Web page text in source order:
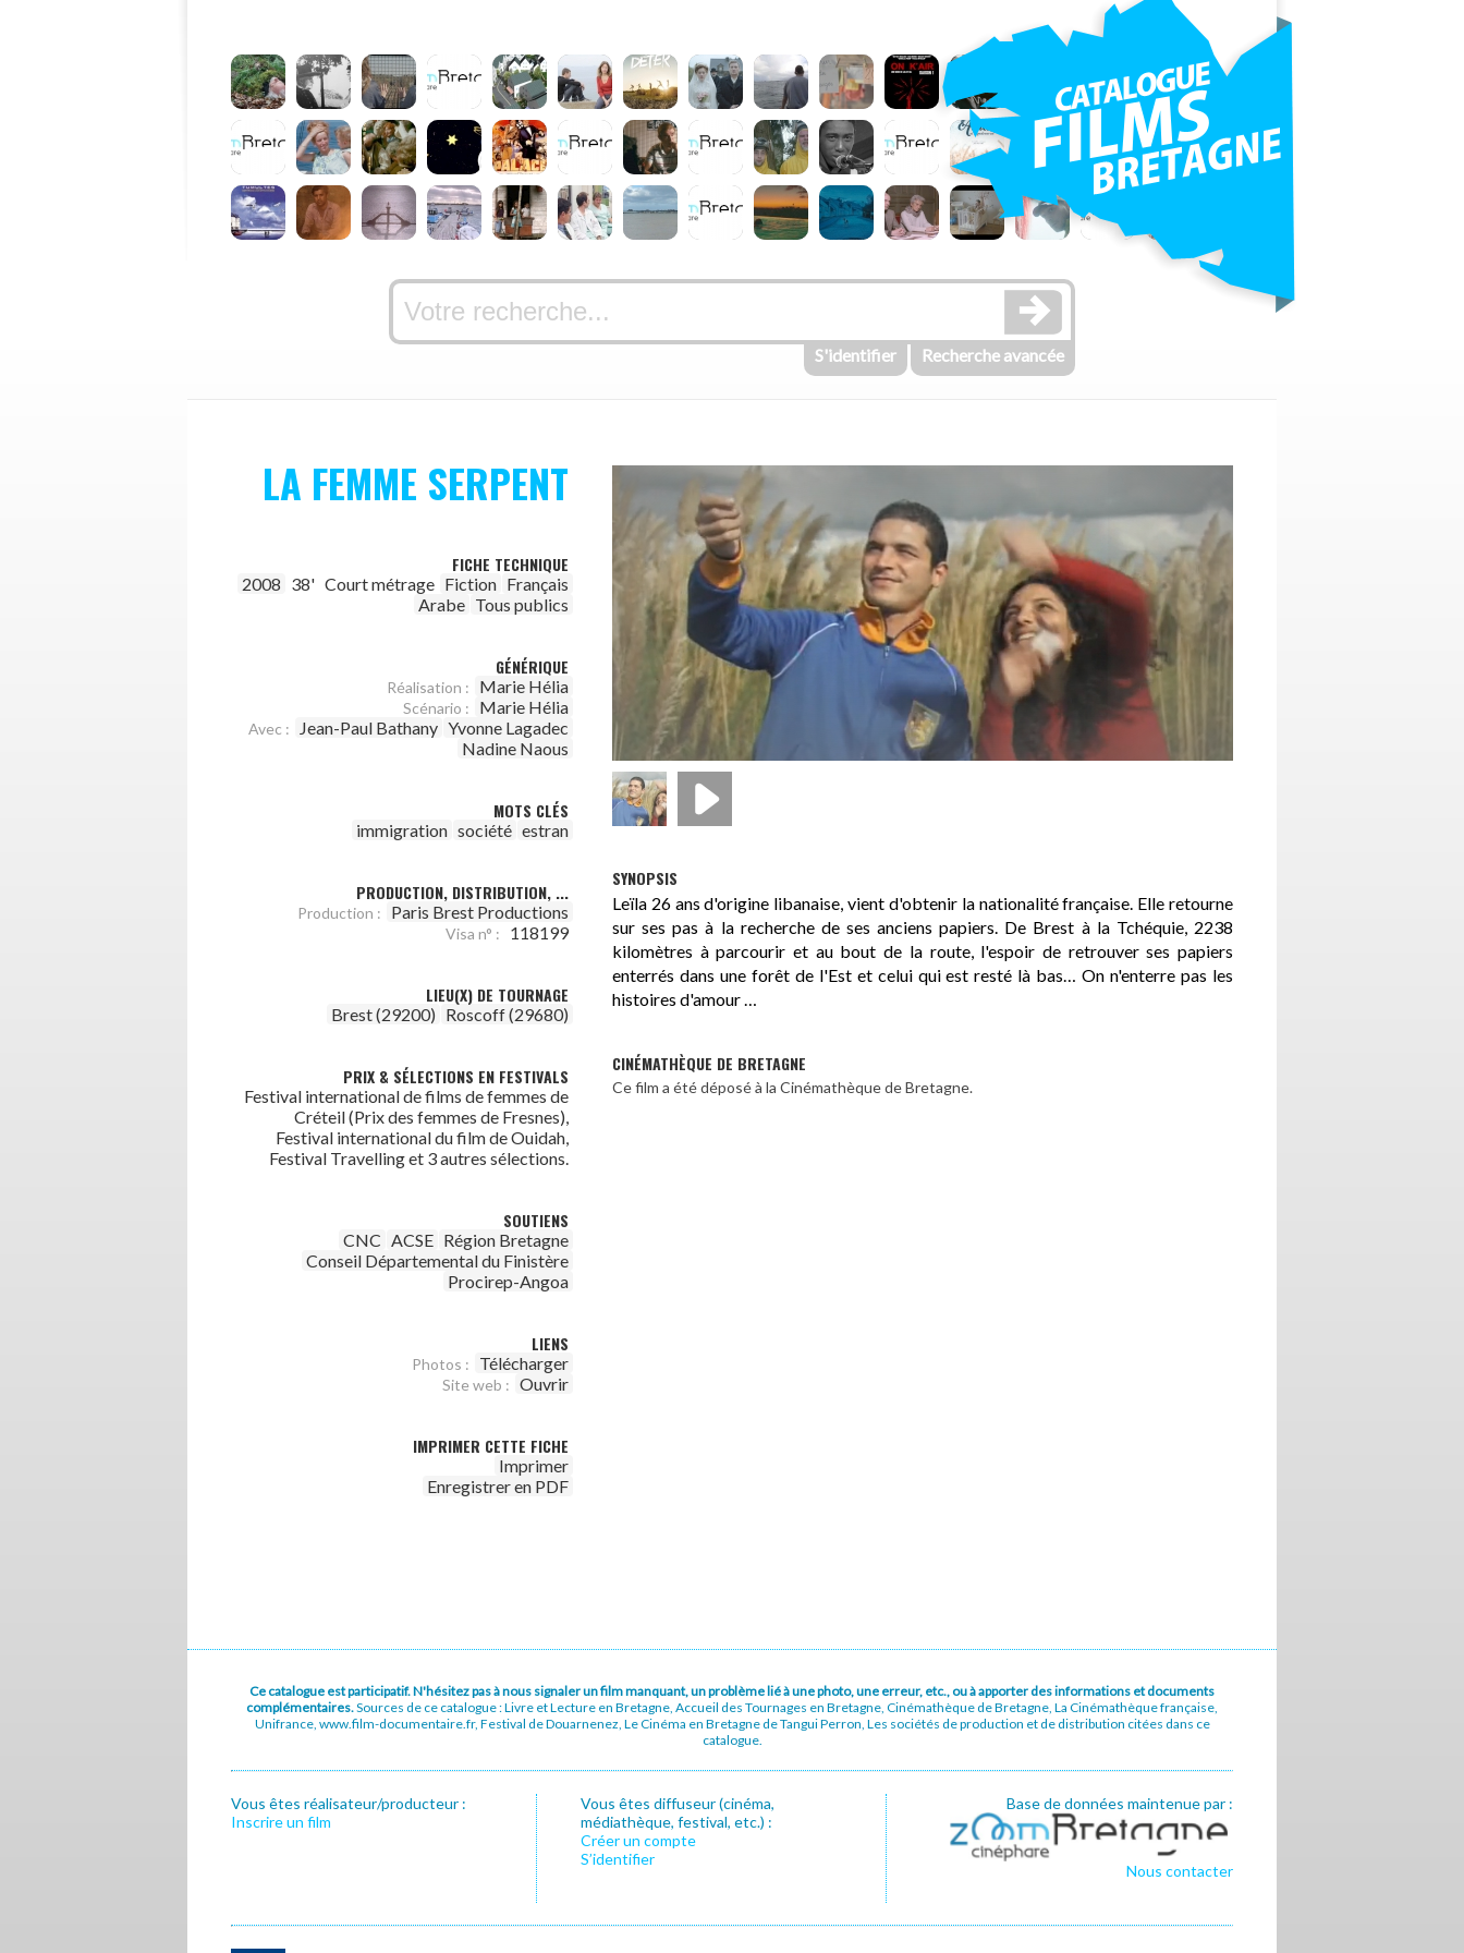
S'identifier Recherche avancée
LA FEMME SERPENT
FICHE TECHNIQUE
2008 38' Court métrage Fiction Français
Arabe Tous publics
GÉNÉRIQUE
Réalisation : Marie Hélia
Scénario : Marie Hélia
Avec : Jean-Paul Bathany Yvonne Lagadec
Nadine Naous
MOTS CLÉS
immigration société estran
PRODUCTION, DISTRIBUTION, ...
Production : Paris Brest Productions
Visa n° : 118199
LIEU(X) DE TOURNAGE
Brest (29200) Roscoff (29680)
PRIX & SÉLECTIONS EN FESTIVALS
Festival international de films de femmes de
Créteil (Prix des femmes de Fresnes),
Festival international du film de Ouidah,
Festival Travelling et 3 autres sélections.
SOUTIENS
CNC ACSE Région Bretagne
Conseil Départemental du Finistère
Procirep-Angoa
LIENS
Photos : Télécharger
Site web : Ouvrir
IMPRIMER CETTE FICHE
Imprimer
Enregistrer en PDF
SYNOPSIS
Leïla 26 ans d'origine libanaise, vient d'obtenir la nationalité française. Elle retourne
sur ses pas à la recherche de ses anciens papiers. De Brest à la Tchéquie, 2238
kilomètres à parcourir et au bout de la route, l'espoir de retrouver ses papiers
enterrés dans une forêt de l'Est et celui qui est resté là bas… On n'enterre pas les
histoires d'amour …
CINÉMATHÈQUE DE BRETAGNE
Ce film a été déposé à la Cinémathèque de Bretagne.
Ce catalogue est participatif. N'hésitez pas à nous signaler un film manquant, un problème lié à une photo, une erreur, etc., ou à apporter des informations et documents
complémentaires.Sources de ce catalogue : Livre et Lecture en Bretagne, Accueil des Tournages en Bretagne, Cinémathèque de Bretagne, La Cinémathèque française,
Unifrance, www.film-documentaire.fr, Festival de Douarnenez, Le Cinéma en Bretagne de Tangui Perron, Les sociétés de production et de distribution citées dans ce
catalogue.
Vous êtes réalisateur/producteur :
Inscrire un film
Vous êtes diffuseur (cinéma,
médiathèque, festival, etc.) :
Créer un compte
S’identifier
Base de données maintenue par :
Nous contacter